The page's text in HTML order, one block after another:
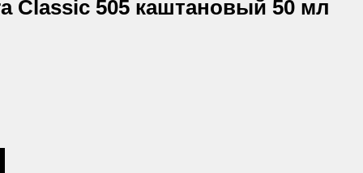
Classic 505 каштановый 50 мл